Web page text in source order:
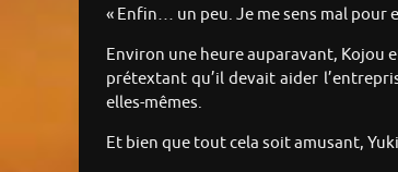
« Enfin… un peu. Je me sens mal pour
Environ une heure auparavant, Kojou
prétextant qu’il devait aider
elles-mêmes.
Et bien que tout cela soit amusant,